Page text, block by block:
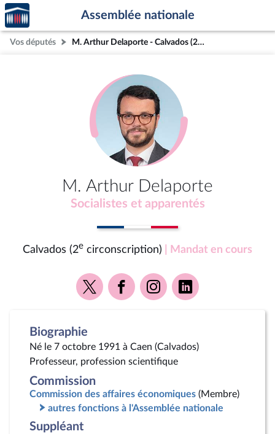
Aller au contenu
Aller en bas de la page
Accèder
à la
page
d'accueil
Assemblée nationale
Vos députés M. Arthur Delaporte - Calvados (2e circonscription)
M. Arthur Delaporte
Socialistes et apparentés
Calvados (2e circonscription) | Mandat en cours
Voir
la
Voir
la
Voir
la
Voir
la
Biographie
Né le 7 octobre 1991 à Caen (Calvados)
Professeur, profession scientifique
Commission
Commission des affaires économiques (Membre)
autres fonctions à l'Assemblée nationale
Suppléant